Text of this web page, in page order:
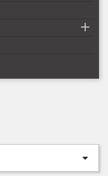

